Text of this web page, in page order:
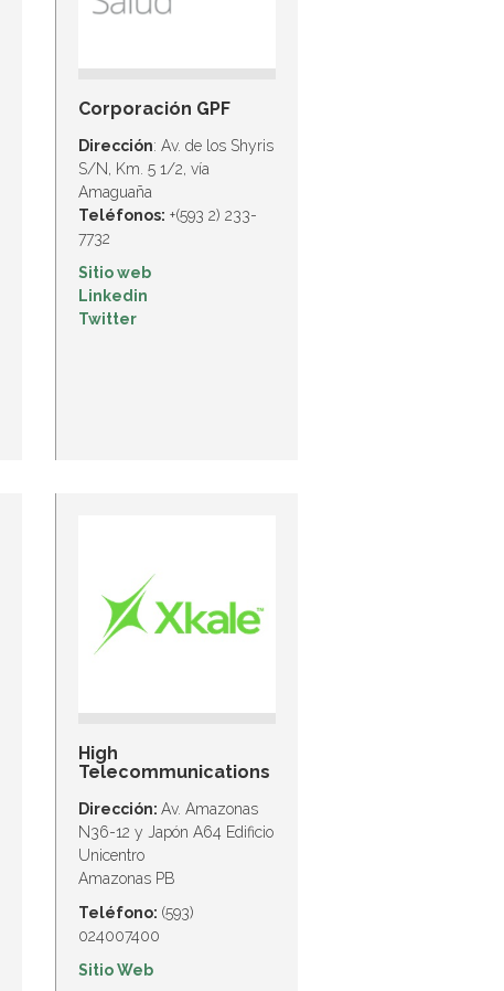
Corporación GPF
Dirección: Av. de los Shyris
S/N, Km. 5 1/2, vía
Amaguaña
Teléfonos: +(593 2) 233-
7732
Sitio web
Linkedin
Twitter
High
Telecommunications
Dirección: Av. Amazonas
N36-12 y Japón A64 Edificio
Unicentro
Amazonas PB
Teléfono: (593)
024007400
Sitio Web